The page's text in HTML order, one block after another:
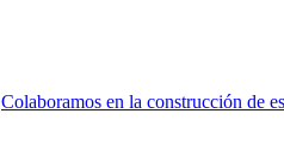
Colaboramos en la construcción de